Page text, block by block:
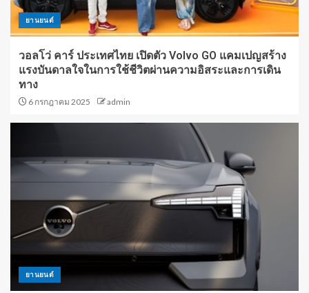
ยานยนต์
วอลโว่ คาร์ ประเทศไทย เปิดตัว Volvo GO แคมเปญสร้าง
แรงบันดาลใจในการใช้ชีวิตผ่านความอิสระและการเดิน
ทาง
6 กรกฎาคม 2025 admin
ยานยนต์